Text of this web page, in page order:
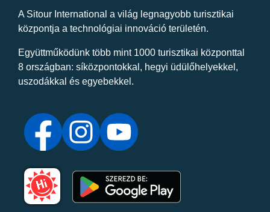
A Sitour International a világ legnagyobb turisztikai
központja a technológiai innováció területén.
Együttműködünk több mint 1000 turisztikai központtal
8 országban: síközpontokkal, hegyi üdülőhelyekkel,
uszodákkal és egyebekkel.